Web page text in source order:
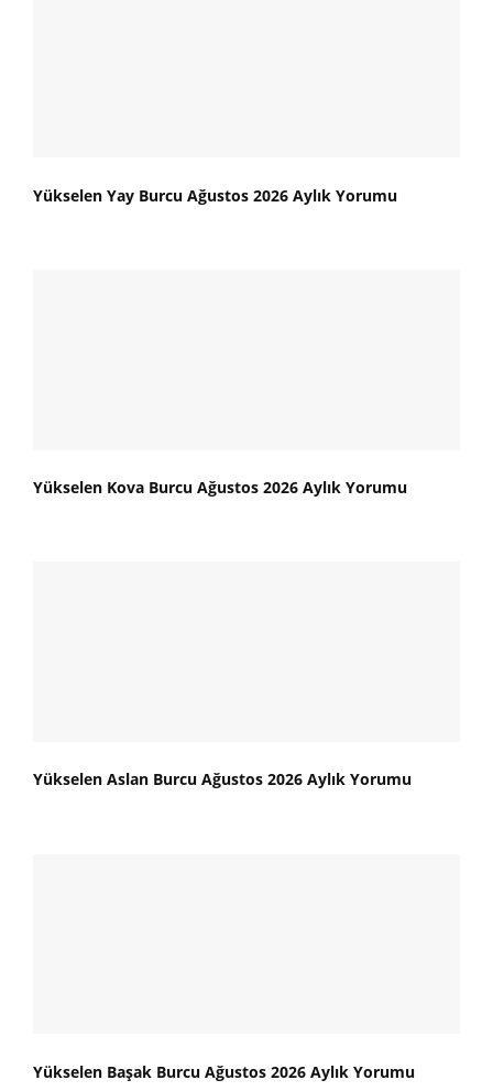
Yükselen Yay Burcu Ağustos 2026 Aylık Yorumu
Yükselen Kova Burcu Ağustos 2026 Aylık Yorumu
Yükselen Aslan Burcu Ağustos 2026 Aylık Yorumu
Yükselen Başak Burcu Ağustos 2026 Aylık Yorumu